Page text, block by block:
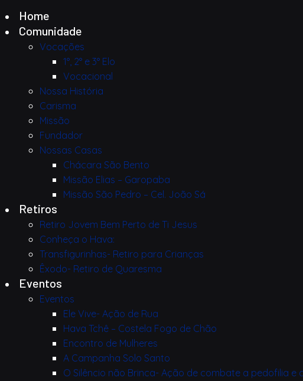
Home
Comunidade
Vocações
1°, 2° e 3° Elo
Vocacional
Nossa História
Carisma
Missão
Fundador
Nossas Casas
Chácara São Bento
Missão Elias – Garopaba
Missão São Pedro – Cel. João Sá
Retiros
Retiro Jovem Bem Perto de Ti Jesus
Conheça o Hava:
Transfigurinhas- Retiro para Crianças
Êxodo- Retiro de Quaresma
Eventos
Eventos
Ele Vive- Ação de Rua
Hava Tchê – Costela Fogo de Chão
Encontro de Mulheres
A Campanha Solo Santo
O Silêncio não Brinca- Ação de combate a pedofilia e